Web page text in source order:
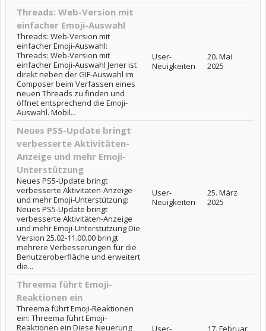
Threads: Web-Version mit
einfacher Emoji-Auswahl
Threads: Web-Version mit
einfacher Emoji-Auswahl:
Threads: Web-Version mit
einfacher Emoji-Auswahl Jener ist
direkt neben der GIF-Auswahl im
Composer beim Verfassen eines
neuen Threads zu finden und
öffnet entsprechend die Emoji-
Auswahl. Mobil...
User-
Neuigkeiten
20. Mai
2025
Neues PS5-Update bringt
verbesserte Aktivitäten-
Anzeige und mehr Emoji-
Unterstützung
Neues PS5-Update bringt
verbesserte Aktivitäten-Anzeige
und mehr Emoji-Unterstützung:
Neues PS5-Update bringt
verbesserte Aktivitäten-Anzeige
und mehr Emoji-Unterstützung Die
Version 25.02-11.00.00 bringt
mehrere Verbesserungen für die
Benutzeroberfläche und erweitert
die...
User-
Neuigkeiten
25. März
2025
Threema führt Emoji-
Reaktionen ein
Threema führt Emoji-Reaktionen
ein: Threema führt Emoji-
Reaktionen ein Diese Neuerung
User- 17. Februar